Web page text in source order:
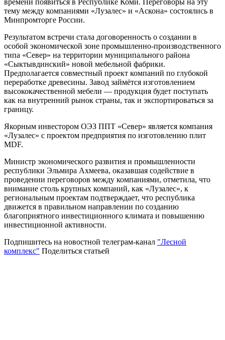
тему между компаниями «Лузалес» и «Аскона» состоялись в
Минпромторге России.
Результатом встречи стала договоренность о создании в
особой экономической зоне промышленно-производственного
типа «Север» на территории муниципального района
«Сыктывдинский» новой мебельной фабрики.
Предполагается совместный проект компаний по глубокой
переработке древесины. Завод займётся изготовлением
высококачественной мебели — продукция будет поступать
как на внутренний рынок страны, так и экспортироваться за
границу.
Якорным инвестором ОЭЗ ППТ «Север» является компания
«Лузалес» с проектом предприятия по изготовлению плит
MDF.
Министр экономического развития и промышленности
республики Эльмира Ахмеева, оказавшая содействие в
проведении переговоров между компаниями, отметила, что
внимание столь крупных компаний, как «Лузалес», к
региональным проектам подтверждает, что республика
движется в правильном направлении по созданию
благоприятного инвестиционного климата и повышению
инвестиционной активности.
Подпишитесь на новостной телеграм-канал "Лесной
комплекс" Поделиться статьей